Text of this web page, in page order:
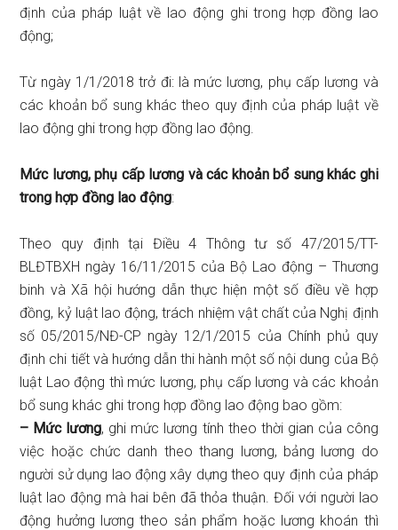
định của pháp luật về lao động ghi trong hợp đồng lao
động;
Từ ngày 1/1/2018 trở đi: là mức lương, phụ cấp lương và
các khoản bổ sung khác theo quy định của pháp luật về
lao động ghi trong hợp đồng lao động.
Mức lương, phụ cấp lương và các khoản bổ sung khác ghi
trong hợp đồng lao động:
Theo quy định tại Điều 4 Thông tư số 47/2015/TT-
BLĐTBXH ngày 16/11/2015 của Bộ Lao động – Thương
binh và Xã hội hướng dẫn thực hiện một số điều về hợp
đồng, kỷ luật lao động, trách nhiệm vật chất của Nghị định
số 05/2015/NĐ-CP ngày 12/1/2015 của Chính phủ quy
định chi tiết và hướng dẫn thi hành một số nội dung của Bộ
luật Lao động thì mức lương, phụ cấp lương và các khoản
bổ sung khác ghi trong hợp đồng lao động bao gồm:
– Mức lương, ghi mức lương tính theo thời gian của công
việc hoặc chức danh theo thang lương, bảng lương do
người sử dụng lao động xây dựng theo quy định của pháp
luật lao động mà hai bên đã thỏa thuận. Đối với người lao
động hưởng lương theo sản phẩm hoặc lương khoán thì